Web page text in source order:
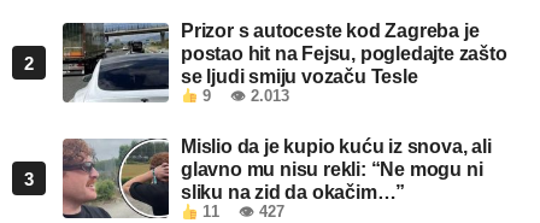
2
Prizor s autoceste kod Zagreba je
postao hit na Fejsu, pogledajte zašto
se ljudi smiju vozaču Tesle
9 👁 2.013
3
Mislio da je kupio kuću iz snova, ali
glavno mu nisu rekli: “Ne mogu ni
sliku na zid da okačim…”
11 👁 427